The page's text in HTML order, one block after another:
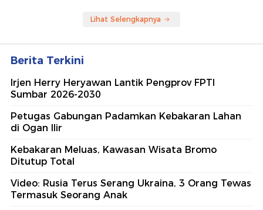
Lihat Selengkapnya
Berita Terkini
Irjen Herry Heryawan Lantik Pengprov FPTI
Sumbar 2026-2030
Petugas Gabungan Padamkan Kebakaran Lahan
di Ogan Ilir
Kebakaran Meluas, Kawasan Wisata Bromo
Ditutup Total
Video: Rusia Terus Serang Ukraina, 3 Orang Tewas
Termasuk Seorang Anak